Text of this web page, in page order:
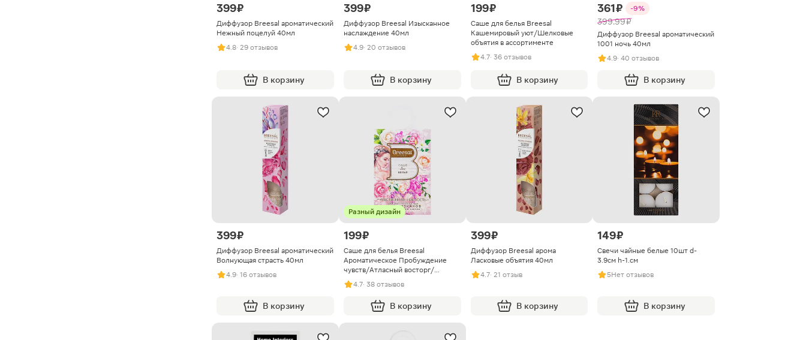
399 ₽
Диффузор Breesal ароматический
Нежный поцелуй 40мл
4.8· 29 отзывов
В корзину
399 ₽
Диффузор Breesal Изысканное
наслаждение 40мл
4.9· 20 отзывов
В корзину
199 ₽
Саше для белья Breesal
Кашемировый уют/Шелковые
объятия в ассортименте
4.7· 36 отзывов
В корзину
361 ₽ -9%
399.99 ₽
Диффузор Breesal ароматический
1001 ночь 40мл
4.9· 40 отзывов
В корзину
399 ₽
Диффузор Breesal ароматический
Волнующая страсть 40мл
4.9· 16 отзывов
В корзину
Разный дизайн
199 ₽
Саше для белья Breesal
Ароматическое Пробуждение
чувств/Атласный восторг/
Чувственная нежность 20г в
ассортименте
4.7· 38 отзывов
В корзину
399 ₽
Диффузор Breesal арома
Ласковые объятия 40мл
4.7· 21 отзыв
В корзину
149 ₽
Свечи чайные белые 10шт d-
3.9см h-1.см
5Нет отзывов
В корзину